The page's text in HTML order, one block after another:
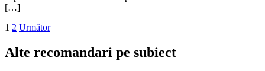
[…]
Paginație
articole
1 2 Următor
Alte recomandari pe subiect